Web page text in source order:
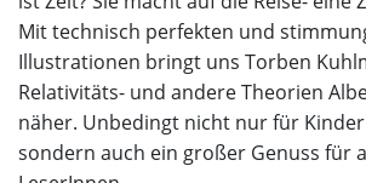
Mit technisch perfekten und
Illustrationen bringt uns Torben
Relativitäts- und andere Theorien
näher. Unbedingt nicht nur für Kinder
sondern auch ein großer Genuss für